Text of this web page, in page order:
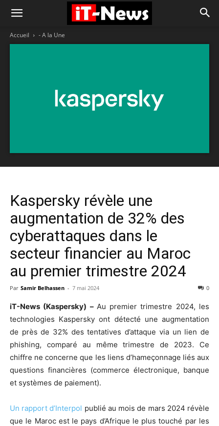
Accueil - A la Une
Kaspersky révèle une
augmentation de 32% des
cyberattaques dans le
secteur financier au Maroc
au premier trimestre 2024
Par Samir Belhassen - 7 mai 2024 0
iT-News (Kaspersky) – Au premier trimestre 2024, les
technologies Kaspersky ont détecté une augmentation
de près de 32% des tentatives d’attaque via un lien de
phishing, comparé au même trimestre de 2023. Ce
chiffre ne concerne que les liens d’hameçonnage liés aux
questions financières (commerce électronique, banque
et systèmes de paiement).
Un rapport d’Interpol publié au mois de mars 2024 révèle
que le Maroc est le pays d’Afrique le plus touché par les